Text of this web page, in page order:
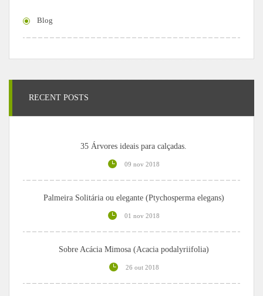
Blog
RECENT POSTS
35 Árvores ideais para calçadas.
09 nov 2018
Palmeira Solitária ou elegante (Ptychosperma elegans)
01 nov 2018
Sobre Acácia Mimosa (Acacia podalyriifolia)
26 out 2018